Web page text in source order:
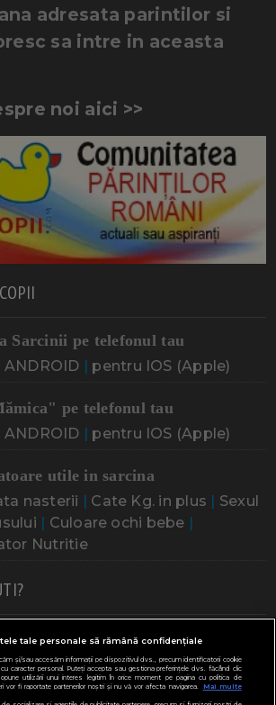
adresata parintilor si
sa intre in aceasta
noi aici >>
Sarcinii pe telefonul tau
| pentru IOS (Apple)
pe telefonul tau
| pentru IOS (Apple)
utile in sarcina
nasterii | Cate Kg. in plus | Sexul
| Culoare ochi bebe |
Nutritie
Adoptia Probleme cu sarcina
Probleme alaptare Bebe plange
bona Cresa, Gradinta
tale personale să rămână confidențiale
și/sau accesăm informații pe dispozitivul dvs., precum identificatorii cookie
cu caracter personal. Puteți accepta sau gestiona preferințele dvs. făcând clic
utilizării unui interes legitim în orice moment pe pagina cu politica de
vor fi raportate partenerilor noștri și nu vă vor afecta navigarea.
Mai multe